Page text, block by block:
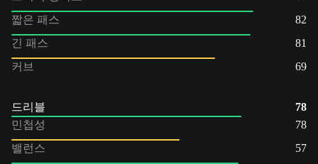
짧은 패스
82
긴 패스
81
커브
69
드리블
78
민첩성
78
밸런스
57